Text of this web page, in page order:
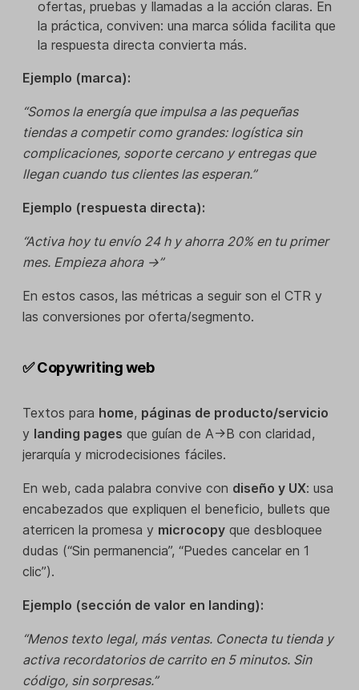
ofertas, pruebas y llamadas a la acción claras. En
la práctica, conviven: una marca sólida facilita que
la respuesta directa convierta más.
Ejemplo (marca):
“Somos la energía que impulsa a las pequeñas
tiendas a competir como grandes: logística sin
complicaciones, soporte cercano y entregas que
llegan cuando tus clientes las esperan.”
Ejemplo (respuesta directa):
“Activa hoy tu envío 24 h y ahorra 20% en tu primer
mes. Empieza ahora →”
En estos casos, las métricas a seguir son el CTR y
las conversiones por oferta/segmento.
✅ Copywriting web
Textos para home, páginas de producto/servicio
y landing pages que guían de A→B con claridad,
jerarquía y microdecisiones fáciles.
En web, cada palabra convive con diseño y UX: usa
encabezados que expliquen el beneficio, bullets que
aterricen la promesa y microcopy que desbloquee
dudas (“Sin permanencia”, “Puedes cancelar en 1
clic”).
Ejemplo (sección de valor en landing):
“Menos texto legal, más ventas. Conecta tu tienda y
activa recordatorios de carrito en 5 minutos. Sin
código, sin sorpresas.”